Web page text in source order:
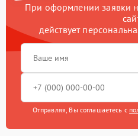
При оформлении заявки
действует
Отправляя, Вы соглашаетесь с